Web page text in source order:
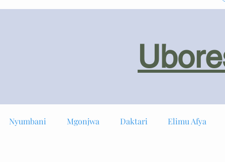
Nyumbani Mgonjwa Daktari Elimu Afya